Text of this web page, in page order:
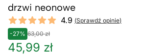
drzwi neonowe
Reviews
4.9 out of 5 stars 4.9 (Sprawdź opinie)
-27% 63,00 zł
45,99 zł